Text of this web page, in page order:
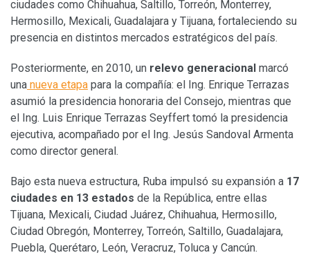
ciudades como Chihuahua, Saltillo, Torreón, Monterrey,
Hermosillo, Mexicali, Guadalajara y Tijuana, fortaleciendo su
presencia en distintos mercados estratégicos del país.
Posteriormente, en 2010, un relevo generacional marcó
una nueva etapa para la compañía: el Ing. Enrique Terrazas
asumió la presidencia honoraria del Consejo, mientras que
el Ing. Luis Enrique Terrazas Seyffert tomó la presidencia
ejecutiva, acompañado por el Ing. Jesús Sandoval Armenta
como director general.
Bajo esta nueva estructura, Ruba impulsó su expansión a 17
ciudades en 13 estados de la República, entre ellas
Tijuana, Mexicali, Ciudad Juárez, Chihuahua, Hermosillo,
Ciudad Obregón, Monterrey, Torreón, Saltillo, Guadalajara,
Puebla, Querétaro, León, Veracruz, Toluca y Cancún.